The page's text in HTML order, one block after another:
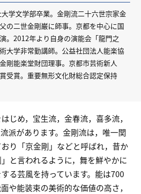
学文学部卒業。金剛流二十六世宗家金
の二世金剛巌に師事。京都を中心に国
。2012年より自身の演能会「龍門之
大学非常勤講師。公益社団法人能楽協
剛能楽堂財団理事。京都市芸術新人
受賞。重要無形文化財総合認定保持
じめ，宝生流，金春流，喜多流，
派があります。金剛流は，唯一関
り「京金剛」などと呼ばれ，昔か
と言われるように，舞を鮮やかに
る芸風を持っています。能は700
や能装束の美術的な価値の高さ，